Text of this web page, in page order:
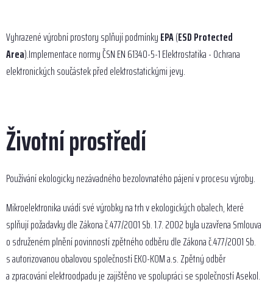
Vyhrazené výrobní prostory splňují podmínkyEPA(ESD Protected
Area).Implementace normy ČSN EN 61340-5-1 Elektrostatika - Ochrana
elektronických součástek před elektrostatickými jevy.
Životní prostředí
Používání ekologicky nezávadného bezolovnatého pájení v procesu výroby.
Mikroelektronika uvádí své výrobky na trh v ekologických obalech, které
splňují požadavky dle Zákona č.477/2001 Sb. 1.7. 2002 byla uzavřena Smlouva
o sdruženém plnění povinností zpětného odběru dle Zákona č.477/2001 Sb.
s autorizovanou obalovou společností EKO-KOM a.s. Zpětný odběr
a zpracování elektroodpadu je zajištěno ve spolupráci se společností Asekol.